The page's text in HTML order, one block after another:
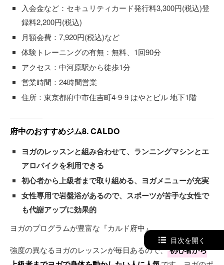
入会金など：セキュリティカード発行料3,300円(税込)登
録料2,200円(税込)
月額会費：7,920円(税込)など
体験トレーニングの有無：無料、1回90分
アクセス：中河原駅から徒歩1分
営業時間：24時間営業
住所：東京都府中市住吉町4-9-9 はやとビル 地下1階
府中のおすすめジム8. CALDO
ヨガのレッスンと組み合わせて、ランニングマシンとエ
アロバイクを利用できる
初心者から上級者まで取り組める、ヨガメニューが充実
女性専用で岩盤浴があるので、スポーツが苦手な女性で
も代謝アップに効果的
ヨガのプログラムが豊富な『カルド府中』。
強度の異なるヨガのレッスンが毎日あるので、初心者から
目次を開く